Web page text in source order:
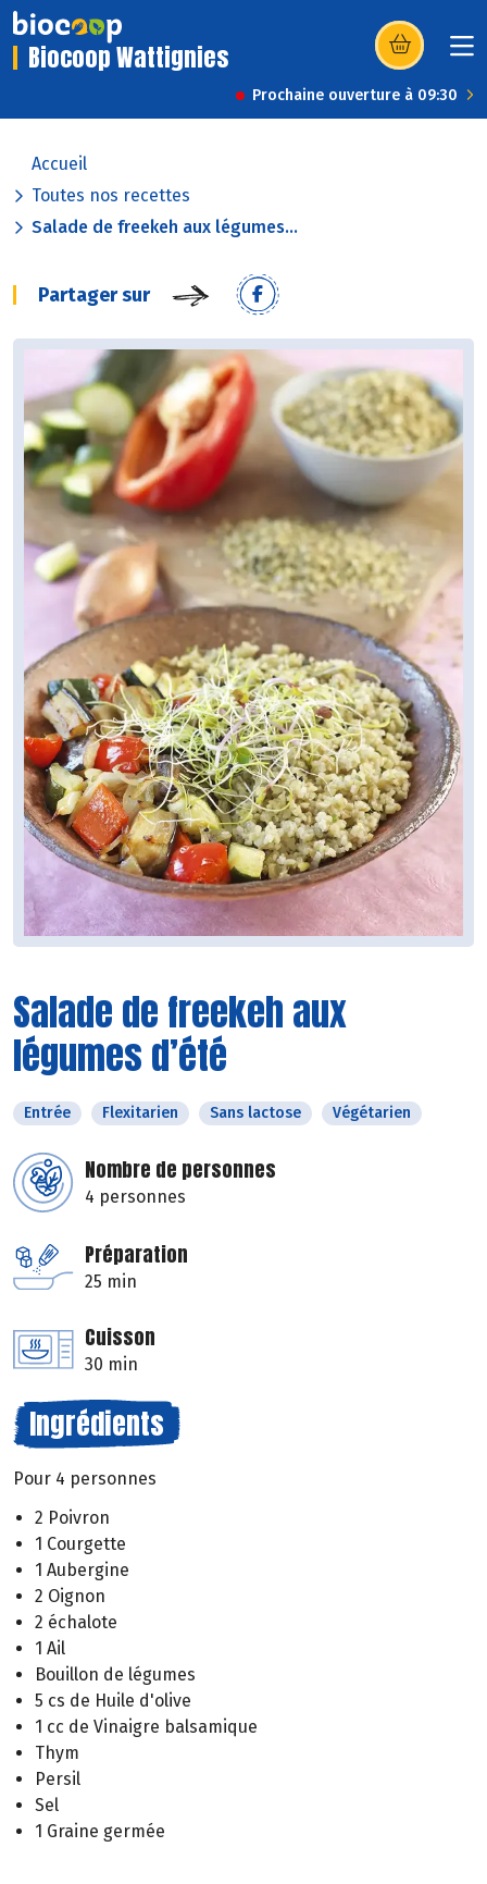
Biocoop Wattignies (s’ouvre dans
Prochaine ouverture à 09:30
Accueil
Toutes nos recettes
Salade de freekeh aux légumes...
Partager sur
Salade de freekeh aux
légumes d’été
Entrée Flexitarien Sans lactose Végétarien
Nombre de personnes
4 personnes
Préparation
25 min
Cuisson
30 min
Ingrédients
Pour 4 personnes
2 Poivron
1 Courgette
1 Aubergine
2 Oignon
2 échalote
1 Ail
Bouillon de légumes
5 cs de Huile d'olive
1 cc de Vinaigre balsamique
Thym
Persil
Sel
1 Graine germée